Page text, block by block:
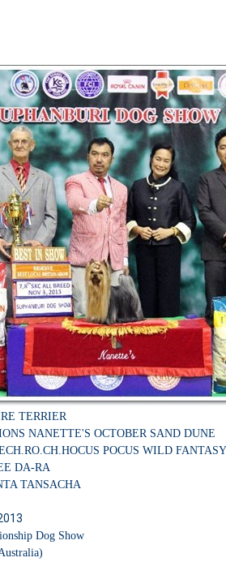
TERRIER
NANETTE'S OCTOBER SAND DUNE
POCUS WILD FANTASY
DA-RA
TANSACHA
Dog Show